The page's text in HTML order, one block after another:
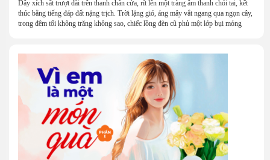
Dây xích sắt trượt dài trên thanh chắn cửa, rít lên một tràng âm thanh chói tai, kết
thúc bằng tiếng đáp đất nặng trịch. Trời lặng gió, áng mây vắt ngang qua ngọn cây,
trong đêm tối không trăng không sao, chiếc lồng đèn cũ phủ một lớp bụi mỏng